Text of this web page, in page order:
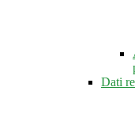
Dati